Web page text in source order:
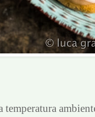
temperatura